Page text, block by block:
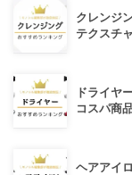
クレンジ
テクスチ
ドライヤ
コスパ商品
ヘアアイ